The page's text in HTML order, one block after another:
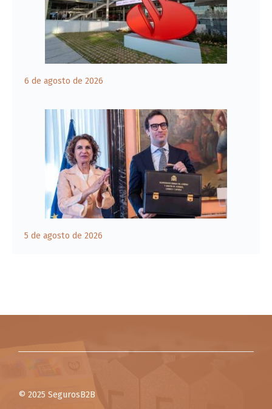
6 de agosto de 2026
5 de agosto de 2026
© 2025 SegurosB2B